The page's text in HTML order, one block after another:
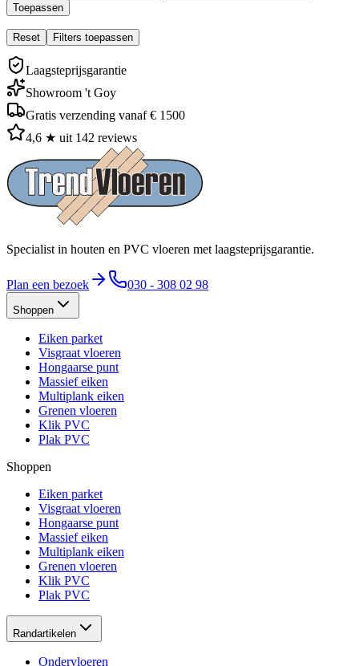
Toepassen
Reset Filters toepassen
Laagsteprijsgarantie
Showroom 't Goy
Gratis verzending vanaf € 1500
4,6 ★ uit 142 reviews
Specialist in houten en PVC vloeren met laagsteprijsgarantie.
Plan een bezoek 030 - 308 02 98
Shoppen
Eiken parket
Visgraat vloeren
Hongaarse punt
Massief eiken
Multiplank eiken
Grenen vloeren
Klik PVC
Plak PVC
Shoppen
Eiken parket
Visgraat vloeren
Hongaarse punt
Massief eiken
Multiplank eiken
Grenen vloeren
Klik PVC
Plak PVC
Randartikelen
Ondervloeren